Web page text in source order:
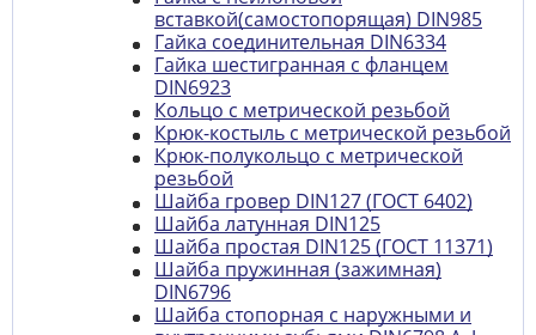
вставкой(самостопорящая) DIN985
Гайка соединительная DIN6334
Гайка шестигранная с фланцем
DIN6923
Кольцо с метрической резьбой
Крюк-костыль с метрической резьбой
Крюк-полукольцо с метрической
резьбой
Шайба гровер DIN127 (ГОСТ 6402)
Шайба латунная DIN125
Шайба простая DIN125 (ГОСТ 11371)
Шайба пружинная (зажимная)
DIN6796
Шайба стопорная с наружными и